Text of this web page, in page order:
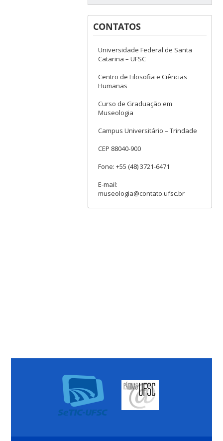
CONTATOS
Universidade Federal de Santa
Catarina – UFSC
Centro de Filosofia e Ciências
Humanas
Curso de Graduação em
Museologia
Campus Universitário – Trindade
CEP 88040-900
Fone: +55 (48) 3721-6471
E-mail:
museologia@contato.ufsc.br